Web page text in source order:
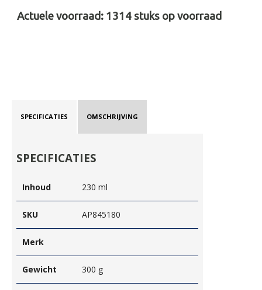
Actuele voorraad: 1314 stuks op voorraad
SPECIFICATIES OMSCHRIJVING
SPECIFICATIES
Inhoud 230 ml
SKU AP845180
Merk
Gewicht 300 g